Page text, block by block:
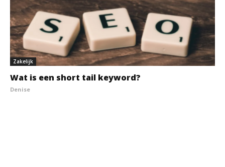
Zakelijk
Wat is een short tail keyword?
Denise